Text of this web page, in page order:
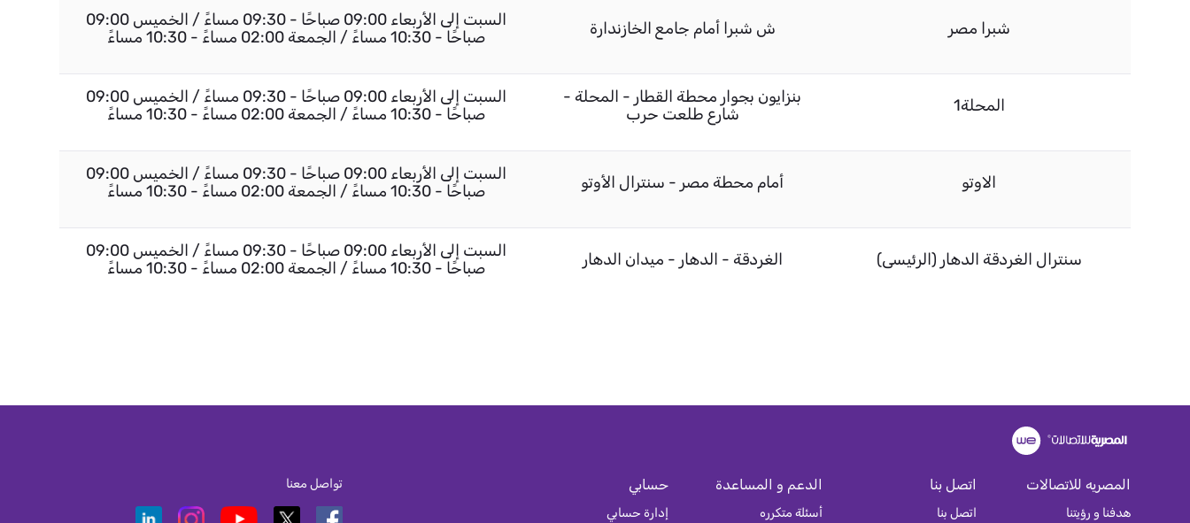
شبرا مصر ش شبرا أمام جامع الخازندارة
السبت إلى الأربعاء 09:00 صباحًا - 09:30 مساءً / الخميس 09:00
صباحًا - 10:30 مساءً / الجمعة 02:00 مساءً - 10:30 مساءً
المحلة1
بنزايون بجوار محطة القطار - المحلة -
شارع طلعت حرب
السبت إلى الأربعاء 09:00 صباحًا - 09:30 مساءً / الخميس 09:00
صباحًا - 10:30 مساءً / الجمعة 02:00 مساءً - 10:30 مساءً
الاوتو أمام محطة مصر - سنترال الأوتو
السبت إلى الأربعاء 09:00 صباحًا - 09:30 مساءً / الخميس 09:00
صباحًا - 10:30 مساءً / الجمعة 02:00 مساءً - 10:30 مساءً
سنترال الغردقة الدهار (الرئيسى) الغردقة - الدهار - ميدان الدهار
السبت إلى الأربعاء 09:00 صباحًا - 09:30 مساءً / الخميس 09:00
صباحًا - 10:30 مساءً / الجمعة 02:00 مساءً - 10:30 مساءً
المصريه للاتصالات
هدفنا و رؤيتنا
اتصل بنا
اتصل بنا
الدعم و المساعدة
أسئلة متكرره
حسابي
إدارة حسابي
تواصل معنا